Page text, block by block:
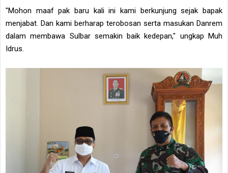
"Mohon maaf pak baru kali ini kami berkunjung sejak bapak
menjabat. Dan kami berharap terobosan serta masukan Danrem
dalam membawa Sulbar semakin baik kedepan," ungkap Muh
Idrus.